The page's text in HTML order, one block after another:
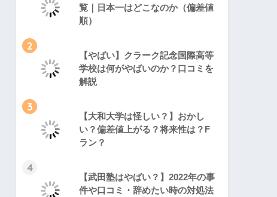
覧｜日本一はどこなのか（偏差値
順）
2
【やばい】クラーク記念国際高等
学校は何がやばいのか？口コミを
解説
3
【大和大学は怪しい？】おかし
い？偏差値上がる？将来性は？F
ラン？
4
【武田塾はやばい？】2022年の事
件や口コミ・辞めたい時の対処法